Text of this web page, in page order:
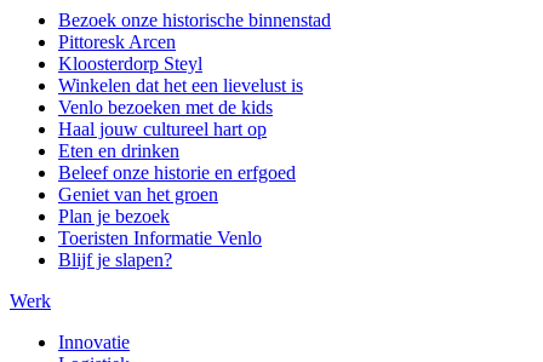
Bezoek onze historische binnenstad
Pittoresk Arcen
Kloosterdorp Steyl
Winkelen dat het een lievelust is
Venlo bezoeken met de kids
Haal jouw cultureel hart op
Eten en drinken
Beleef onze historie en erfgoed
Geniet van het groen
Plan je bezoek
Toeristen Informatie Venlo
Blijf je slapen?
Werk
Innovatie